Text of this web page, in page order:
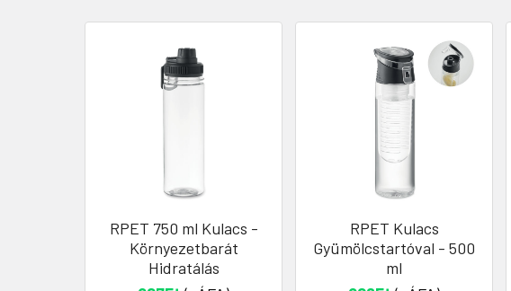
RPET 750 ml Kulacs -
Környezetbarát
Hidratálás
RPET Kulacs
Gyümölcstartóval - 500
ml